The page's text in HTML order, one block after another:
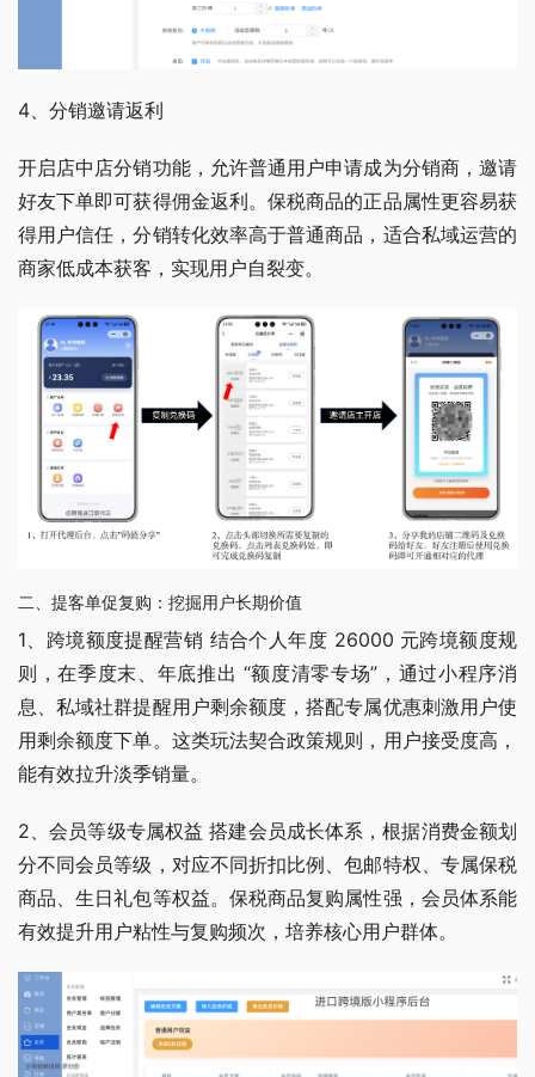
4、分销邀请返利
开启店中店分销功能，允许普通用户申请成为分销商，邀请
好友下单即可获得佣金返利。保税商品的正品属性更容易获
得用户信任，分销转化效率高于普通商品，适合私域运营的
商家低成本获客，实现用户自裂变。
二、提客单促复购：挖掘用户长期价值
1、跨境额度提醒营销 结合个人年度 26000 元跨境额度规
则，在季度末、年底推出 “额度清零专场”，通过小程序消
息、私域社群提醒用户剩余额度，搭配专属优惠刺激用户使
用剩余额度下单。这类玩法契合政策规则，用户接受度高，
能有效拉升淡季销量。
2、会员等级专属权益 搭建会员成长体系，根据消费金额划
分不同会员等级，对应不同折扣比例、包邮特权、专属保税
商品、生日礼包等权益。保税商品复购属性强，会员体系能
有效提升用户粘性与复购频次，培养核心用户群体。